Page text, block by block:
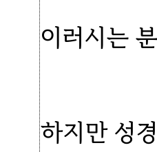
이러시는
하지만 성